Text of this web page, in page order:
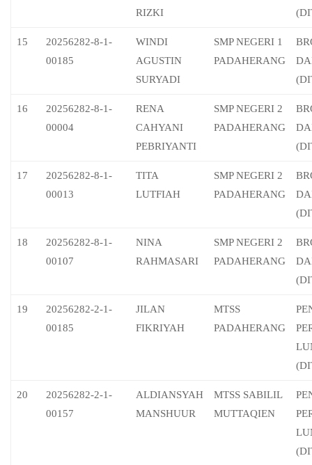
RIZKI
15
20256282-8-1-
00185
WINDI
AGUSTIN
SURYADI
SMP NEGERI 1
PADAHERANG
16
20256282-8-1-
00004
RENA
CAHYANI
PEBRIYANTI
SMP NEGERI 2
PADAHERANG
17
20256282-8-1-
00013
TITA
LUTFIAH
SMP NEGERI 2
PADAHERANG
18
20256282-8-1-
00107
NINA
RAHMASARI
SMP NEGERI 2
PADAHERANG
19
20256282-2-1-
00185
JILAN
FIKRIYAH
MTSS
PADAHERANG
20
20256282-2-1-
00157
ALDIANSYAH
MANSHUUR
MTSS SABILIL
MUTTAQIEN